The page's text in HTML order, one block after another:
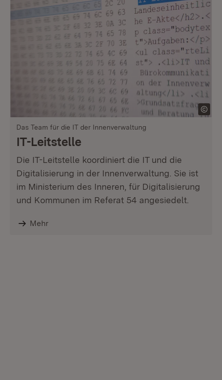
Das Team für die IT der Innenverwaltung
IT-Leitstelle
Die IT-Leitstelle koordiniert die IT und die
Digitalisierung in der Innenverwaltung. Sie ist
im Ministerium des Inneren, für Digitalisierung
und Kommunen im Referat 54 angesiedelt.
Mehr